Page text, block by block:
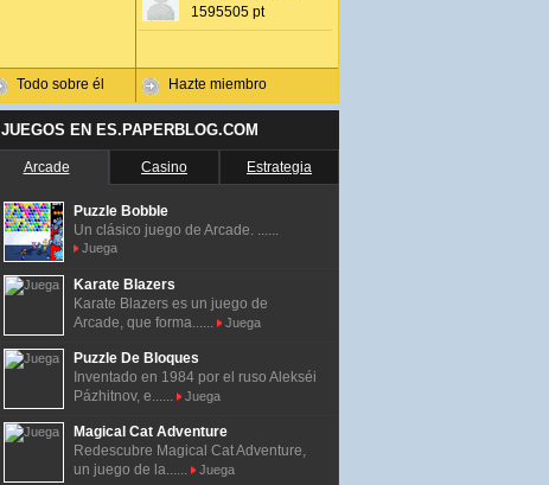
Todo sobre él
1595505 pt
Hazte miembro
JUEGOS EN ES.PAPERBLOG.COM
Arcade Casino Estrategia
Puzzle Bobble
Un clásico juego de Arcade. ......
Juega
Karate Blazers
Karate Blazers es un juego de
Arcade, que forma......
Juega
Puzzle De Bloques
Inventado en 1984 por el ruso Alekséi
Pázhitnov, e......
Juega
Magical Cat Adventure
Redescubre Magical Cat Adventure,
un juego de la......
Juega